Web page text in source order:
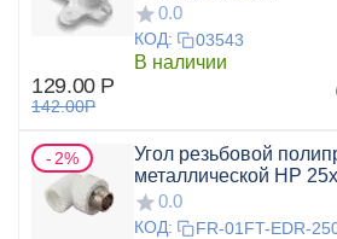
0.0
КОД: 03543
В наличии
129.00 Р
142.00Р
2%
Угол резьбовой
металлической НР
0.0
КОД: FR-01FT-EDR-